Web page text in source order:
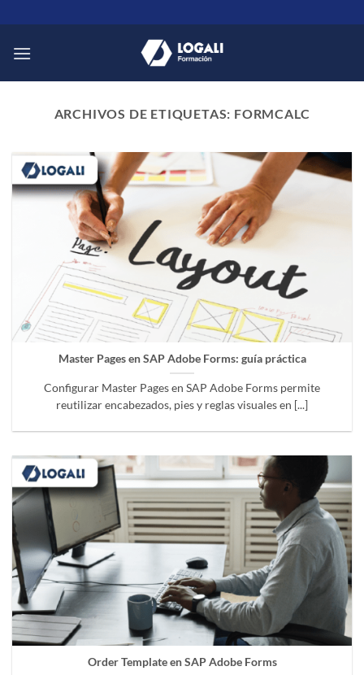
al
contenido
ARCHIVOS DE ETIQUETAS: FORMCALC
Master Pages en SAP Adobe Forms: guía práctica
Configurar Master Pages en SAP Adobe Forms permite
reutilizar encabezados, pies y reglas visuales en [...]
Order Template en SAP Adobe Forms